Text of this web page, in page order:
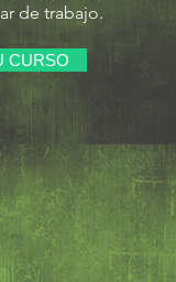
de trabajo.
CURSO